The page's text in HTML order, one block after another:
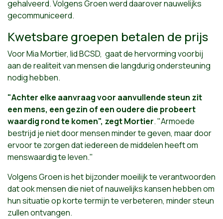
gehalveerd. Volgens Groen werd daarover nauwelijks
gecommuniceerd.
Kwetsbare groepen betalen de prijs
Voor Mia Mortier, lid BCSD, gaat de hervorming voorbij
aan de realiteit van mensen die langdurig ondersteuning
nodig hebben.
"Achter elke aanvraag voor aanvullende steun zit
een mens, een gezin of een oudere die probeert
waardig rond te komen", zegt Mortier. "Armoede
bestrijd je niet door mensen minder te geven, maar door
ervoor te zorgen dat iedereen de middelen heeft om
menswaardig te leven."
Volgens Groen is het bijzonder moeilijk te verantwoorden
dat ook mensen die niet of nauwelijks kansen hebben om
hun situatie op korte termijn te verbeteren, minder steun
zullen ontvangen.